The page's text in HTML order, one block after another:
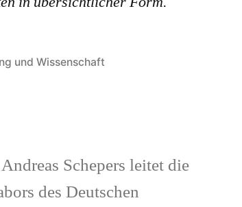
und Wissenschaft
Andreas Schepers leitet die
des Deutschen